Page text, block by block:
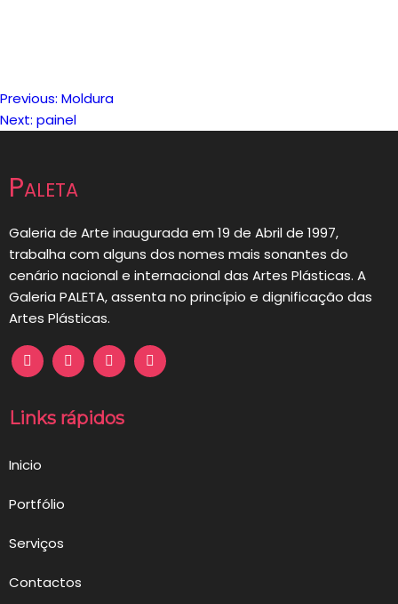
Navegação
artigos
Previous: Moldura
Next: painel
Paleta
Galeria de Arte inaugurada em 19 de Abril de 1997,
trabalha com alguns dos nomes mais sonantes do
cenário nacional e internacional das Artes Plásticas. A
Galeria PALETA, assenta no princípio e dignificação das
Artes Plásticas.
Links rápidos
Inicio
Portfólio
Serviços
Contactos